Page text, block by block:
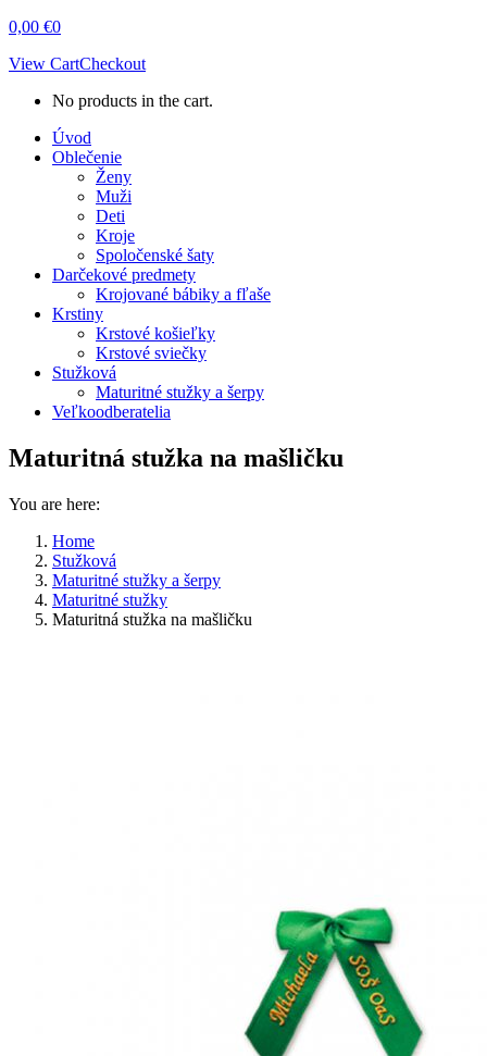
0,00 €0
View CartCheckout
No products in the cart.
Úvod
Oblečenie
Ženy
Muži
Deti
Kroje
Spoločenské šaty
Darčekové predmety
Krojované bábiky a fľaše
Krstiny
Krstové košieľky
Krstové sviečky
Stužková
Maturitné stužky a šerpy
Veľkoodberatelia
Maturitná stužka na mašličku
You are here:
Home
Stužková
Maturitné stužky a šerpy
Maturitné stužky
Maturitná stužka na mašličku